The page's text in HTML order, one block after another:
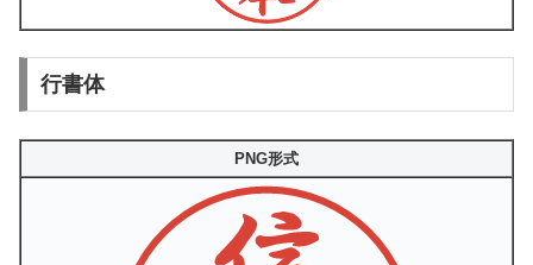
行書体
PNG形式